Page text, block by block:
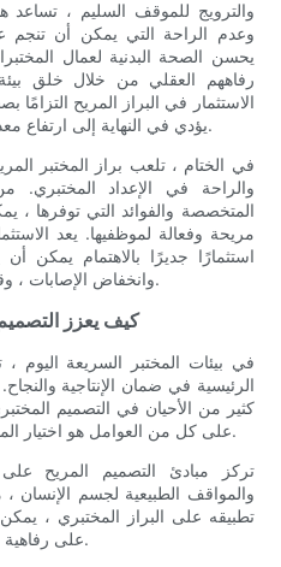
والترويج للموقف السليم ، تساعد
وعدم الراحة التي يمكن أن تنجم
يحسن الصحة البدنية لعمال
رفاههم العقلي من خلال خلق
الاستثمار في البراز المريح
يؤدي في النهاية إلى ارتفاع معدلات الرضا الوظيفي والاحتفاظ بها.
في الختام ، تلعب براز المختبر
والراحة في الإعداد المختبري.
المتخصصة والفوائد التي توفرها ،
مريحة وفعالة لموظفيها. يعد
استثمارًا جديرًا بالاهتمام يمكن
وانخفاض الإصابات ، وقوى عاملة أكثر سعادة وأكثر صحة.
- كيف يعزز
في بيئات المختبر السريعة اليوم
الرئيسية في ضمان الإنتاجية
كثير من الأحيان في التصميم
على كل من العوامل هو اختيار المقاعد ، وخاصة براز المختبر المريح.
تركز مبادئ التصميم المريح
والمواقف الطبيعية لجسم الإنسان
تطبيقه على البراز المختبري ،
على رفاهية وإنتاجية فنيي المختبرات والباحثين.